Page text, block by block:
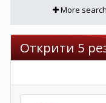
More
Открити 5